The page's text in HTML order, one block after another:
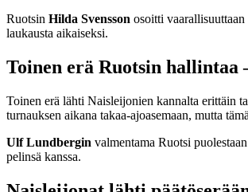
Ruotsin Hilda Svensson osoitti
laukausta aikaiseksi.
Toinen erä Ruotsin hallintaa
Toinen erä lähti Naisleijonien kannalta erittäin
turnauksen aikana takaa-ajoasemaan, mutta
Ulf Lundbergin valmentama Ruotsi
pelinsä kanssa.